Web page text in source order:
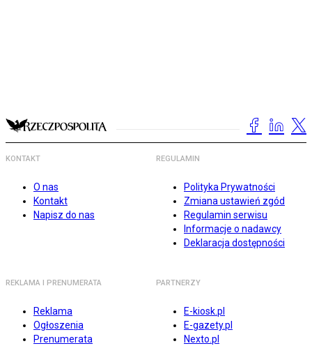
KONTAKT
O nas
Kontakt
Napisz do nas
REGULAMIN
Polityka Prywatności
Zmiana ustawień zgód
Regulamin serwisu
Informacje o nadawcy
Deklaracja dostępności
REKLAMA I PRENUMERATA
Reklama
Ogłoszenia
Prenumerata
PARTNERZY
E-kiosk.pl
E-gazety.pl
Nexto.pl